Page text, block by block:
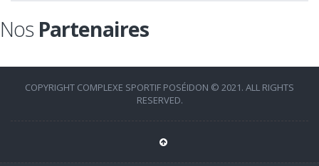
Nos Partenaires
COPYRIGHT COMPLEXE SPORTIF POSÉIDON © 2021. ALL RIGHTS
RESERVED.